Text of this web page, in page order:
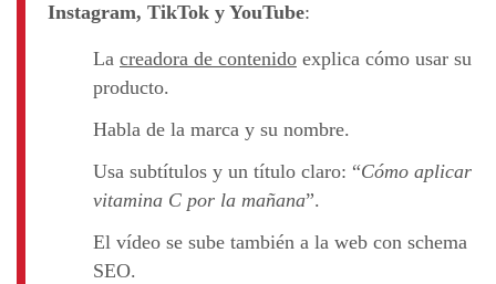
Instagram, TikTok y YouTube:
La creadora de contenido explica cómo usar su
producto.
Habla de la marca y su nombre.
Usa subtítulos y un título claro: “Cómo aplicar
vitamina C por la mañana”.
El vídeo se sube también a la web con schema
SEO.